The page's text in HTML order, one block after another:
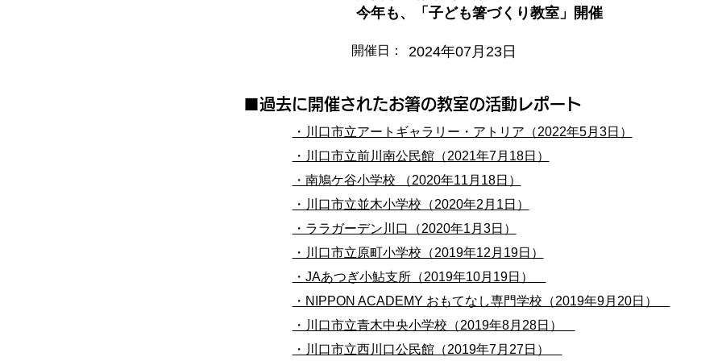
今年も、「子ども箸づくり教室」開催
開催日： 2024年07月23日
​■過去に開催されたお箸の教室の活動レポート
・川口市立アートギャラリー・アトリア（2022年5月3日）
・川口市立前川南公民館（2021年7月18日）
・南鳩ケ谷小学校 （2020年11月18日）
・川口市立並木小学校（2020年2月1日）
・ララガーデン川口（2020年1月3日）
・川口市立原町小学校​（2019年12月19日）
・JAあつぎ小鮎支所（2019年10月19日）
・NIPPON ACADEMY おもてなし専門学校（2019年9月20日）
・川口市立青木中央小学校（2019年8月28日）
・川口市立西川口公民館（2019年7月27日）